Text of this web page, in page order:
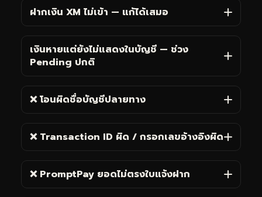
ฝากเงิน XM ไม่เข้า — แก้ได้เสมอ
เงินหายแต่ยังไม่แสดงในบัญชี — ช่วง
Pending ปกติ
❌ โอนผิดชื่อบัญชีปลายทาง
❌ Transaction ID ผิด / กรอกเลขอ้างอิงผิด
❌ PromptPay ยอดไม่ตรงใบแจ้งฝาก